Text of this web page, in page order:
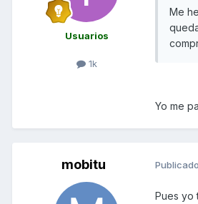
Usuarios
1k
Me
Yo me
mobitu Publicado
Pues yo